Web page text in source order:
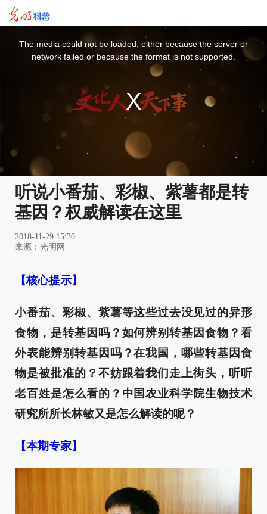
The media could not be loaded, either because the server or
network failed or because the format is not supported.
听说小番茄、彩椒、紫薯都是转
基因？权威解读在这里
2018-11-29 15:30
来源： 光明网
【核心提示】
小番茄、彩椒、紫薯等这些过去没见过的异形
食物，是转基因吗？如何辨别转基因食物？看
外表能辨别转基因吗？在我国，哪些转基因食
物是被批准的？不妨跟着我们走上街头，听听
老百姓是怎么看的？中国农业科学院生物技术
研究所所长林敏又是怎么解读的呢？
【本期专家】